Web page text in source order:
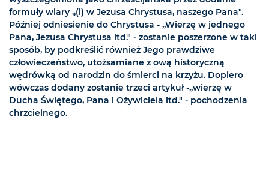
formuły wiary „(i) w Jezusa Chrystusa, naszego Pana".
Później odniesienie do Chrystusa - „Wierzę w jednego
Pana, Jezusa Chrystusa itd." - zostanie poszerzone w taki
sposób, by podkreślić również Jego prawdziwe
człowieczeństwo, utożsamiane z ową historyczną
wędrówką od narodzin do śmierci na krzyżu. Dopiero
wówczas dodany zostanie trzeci artykuł -„wierzę w
Ducha Świętego, Pana i Ożywiciela itd." - pochodzenia
chrzcielnego.